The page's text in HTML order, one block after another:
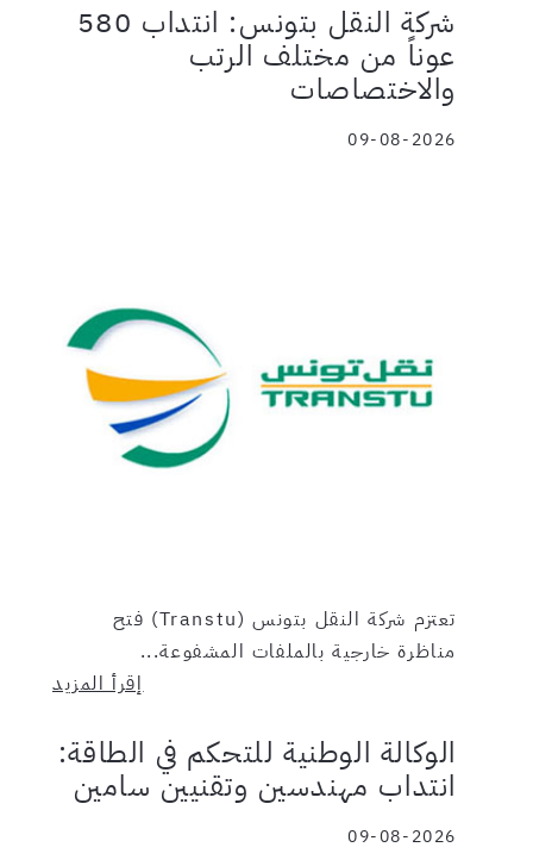
شركة النقل بتونس: انتداب 580
عوناً من مختلف الرتب
والاختصاصات
09-08-2026
تعتزم شركة النقل بتونس (Transtu) فتح
مناظرة خارجية بالملفات المشفوعة...
إقرأ المزيد
الوكالة الوطنية للتحكم في الطاقة:
انتداب مهندسين وتقنيين سامين
09-08-2026